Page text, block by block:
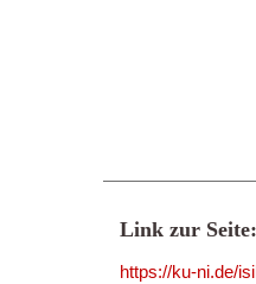
Link zur Seite:
https://ku-ni.de/